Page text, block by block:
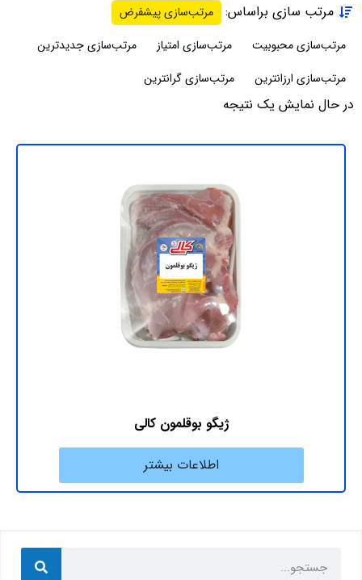
در حال نمایش یک نتیجه
مرتب سازی براساس:
مرتب‌سازی پیشفرض
مرتب‌سازی محبوبیت
مرتب‌سازی امتیاز
مرتب‌سازی جدیدترین
مرتب‌سازی ارزانترین
مرتب‌سازی گرانترین
ژیگو بوقلمون کالی
اطلاعات بیشتر